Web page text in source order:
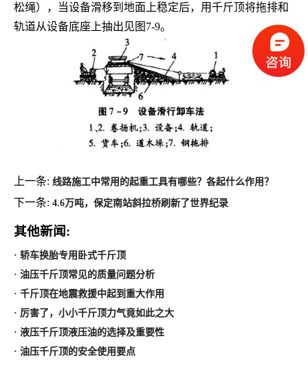
松绳），当设备滑移到地面上稳定后，用千斤顶将拖排和
轨道从设备底座上抽出见图7-9。
上一条: 线路施工中常用的起重工具有哪些？各起什么作用？
下一条: 4.6万吨，保定南站斜拉桥刷新了世界纪录
其他新闻:
· 轿车换胎专用卧式千斤顶
· 油压千斤顶常见的质量问题分析
· 千斤顶在地震救援中起到重大作用
· 厉害了，小小千斤顶力气竟如此之大
· 液压千斤顶液压油的选择及重要性
· 油压千斤顶的安全使用要点